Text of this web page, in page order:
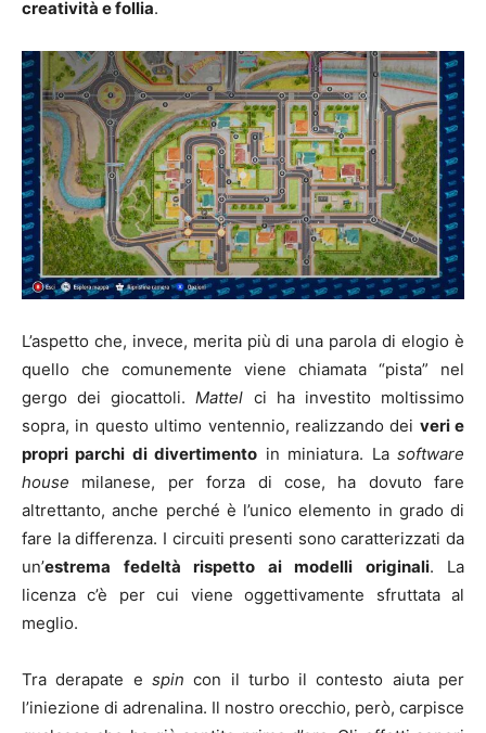
creatività e follia.
L’aspetto che, invece, merita più di una parola di elogio è
quello che comunemente viene chiamata “pista” nel
gergo dei giocattoli.Mattel ci ha investito moltissimo
sopra, in questo ultimo ventennio, realizzando dei veri e
propri parchi di divertimento in miniatura. Lasoftware
house milanese, per forza di cose, ha dovuto fare
altrettanto, anche perché è l’unico elemento in grado di
fare la differenza. I circuiti presenti sono caratterizzati da
un’estrema fedeltà rispetto ai modelli originali. La
licenza c’è per cui viene oggettivamente sfruttata al
meglio.
Tra derapate e spin con il turbo il contesto aiuta per
l’iniezione di adrenalina. Il nostro orecchio, però, carpisce